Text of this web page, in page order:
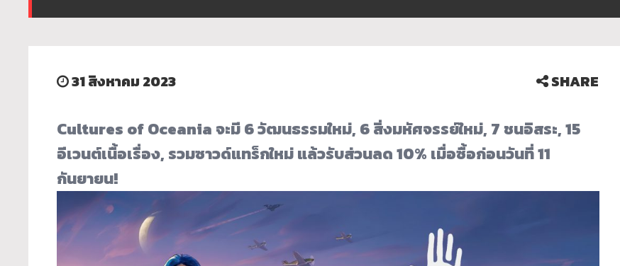
31 สิงหาคม 2023 SHARE
Cultures of Oceania จะมี 6 วัฒนธรรมใหม่, 6 สิ่งมหัศจรรย์ใหม่, 7 ชนอิสระ, 15
อีเวนต์เนื้อเรื่อง, รวมซาวด์แทร็กใหม่ แล้วรับส่วนลด 10% เมื่อซื้อก่อนวันที่ 11
กันยายน!